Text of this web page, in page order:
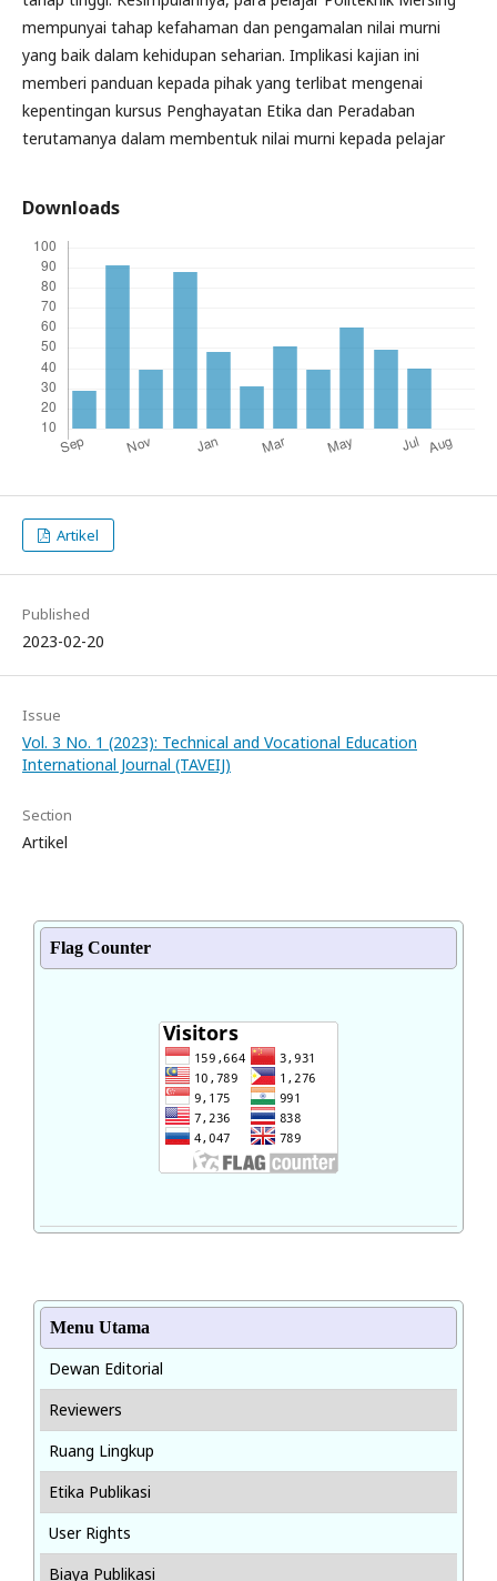
mempunyai tahap kefahaman dan pengamalan nilai murni
yang baik dalam kehidupan seharian. Implikasi kajian ini
memberi panduan kepada pihak yang terlibat mengenai
kepentingan kursus Penghayatan Etika dan Peradaban
terutamanya dalam membentuk nilai murni kepada pelajar
Downloads
Artikel
Published
2023-02-20
Issue
Vol. 3 No. 1 (2023): Technical and Vocational Education
International Journal (TAVEIJ)
Section
Artikel
Flag Counter
Menu Utama
Dewan Editorial
Reviewers
Ruang Lingkup
Etika Publikasi
User Rights
Biaya Publikasi